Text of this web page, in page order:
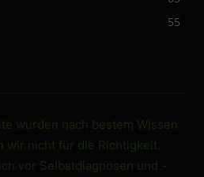
55
wurden nach bestem Wissen
wir nicht für die Richtigkeit.
vor Selbstdiagnosen und -